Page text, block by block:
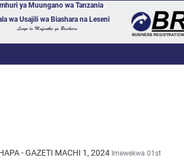
ya Muungano wa Tanzania
wa Usajili wa Biashara na Leseni
Lango la Mafanikio ya Biashara
- GAZETI MACHI 1, 2024 Imewekwa 01st